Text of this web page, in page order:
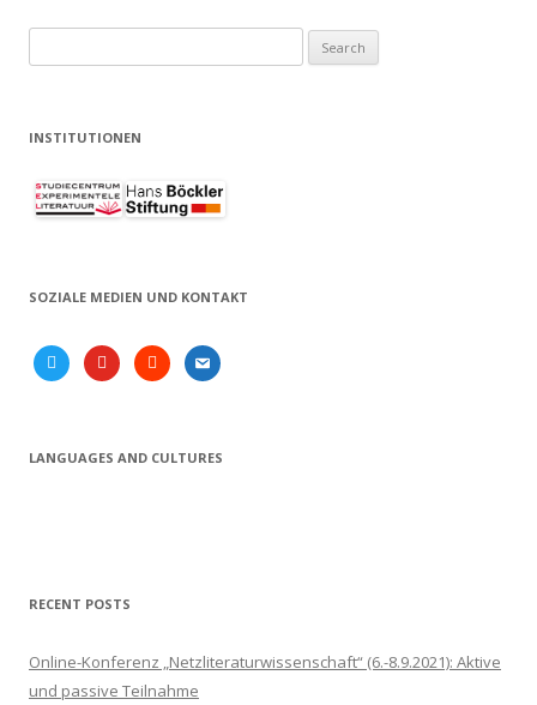
for:
INSTITUTIONEN
SOZIALE MEDIEN UND KONTAKT
twitter youtubesoundcloud
email
LANGUAGES AND CULTURES
RECENT POSTS
Online-Konferenz „Netzliteraturwissenschaft“ (6.-8.9.2021): Aktive
und passive Teilnahme